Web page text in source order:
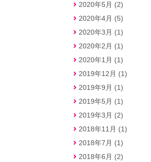
2020年5月 (2)
2020年4月 (5)
2020年3月 (1)
2020年2月 (1)
2020年1月 (1)
2019年12月 (1)
2019年9月 (1)
2019年5月 (1)
2019年3月 (2)
2018年11月 (1)
2018年7月 (1)
2018年6月 (2)